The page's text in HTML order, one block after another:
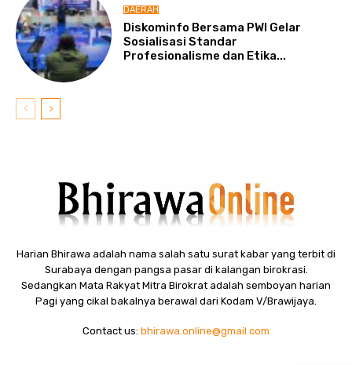
DAERAH
Diskominfo Bersama PWI Gelar
Sosialisasi Standar
Profesionalisme dan Etika...
Harian Bhirawa adalah nama salah satu surat kabar yang terbit di
Surabaya dengan pangsa pasar di kalangan birokrasi.
Sedangkan Mata Rakyat Mitra Birokrat adalah semboyan harian
Pagi yang cikal bakalnya berawal dari Kodam V/Brawijaya.
Contact us: bhirawa.online@gmail.com